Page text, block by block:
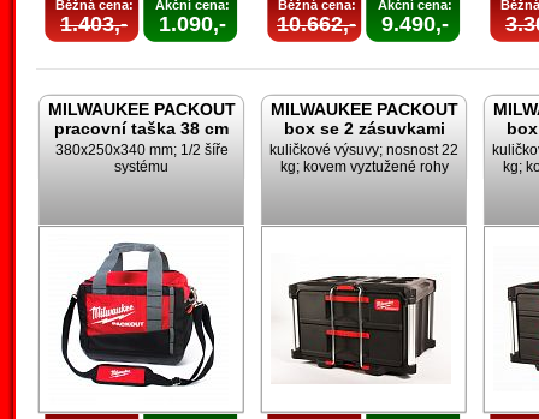
Běžná cena:
1.403,-
Akční cena:
1.090,-
Běžná cena:
10.662,-
Akční cena:
9.490,-
MILWAUKEE PACKOUT
pracovní taška 38 cm
380x250x340 mm; 1/2 šíře
systému
MILWAUKEE PACKOUT
box se 2 zásuvkami
kuličkové výsuvy; nosnost 22
kg; kovem vyztužené rohy
kg;